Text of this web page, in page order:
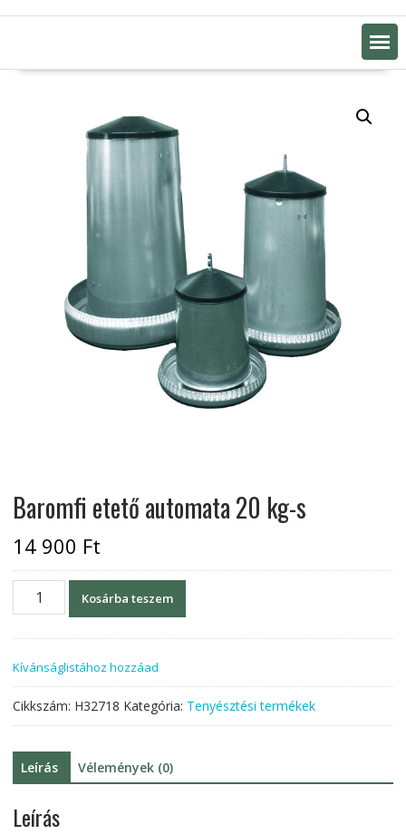
Baromfi etető automata 20 kg-s
14 900 Ft
Baromfi
etető
kg-
s
mennyiség
Kosárba teszem
Kívánságlistához hozzáad
Cikkszám: H32718 Kategória: Tenyésztési termékek
Leírás Vélemények (0)
Leírás